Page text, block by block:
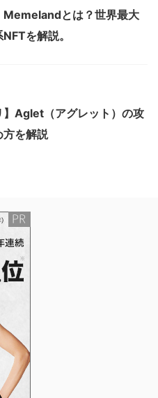
Memelandとは？世界最大
を解説。
】Aglet（アグレット）の攻
方を解説